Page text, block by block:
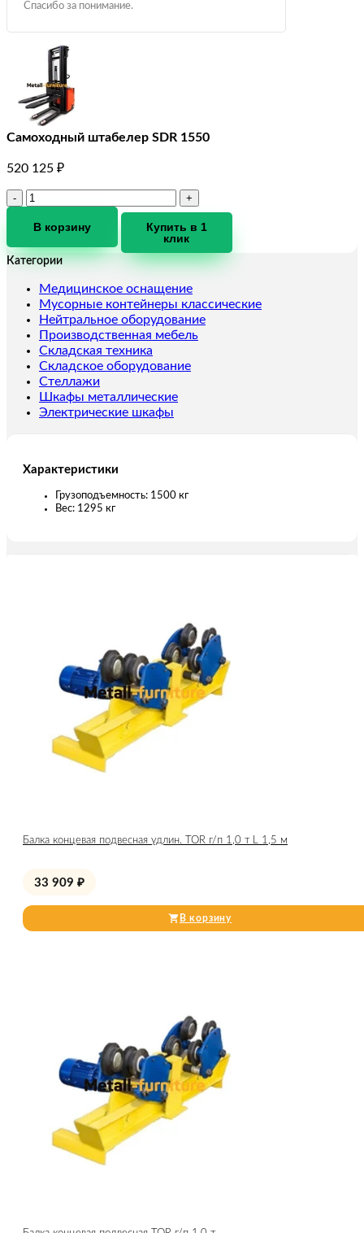
Спасибо за понимание.
Самоходный штабелер SDR 1550
520 125 ₽
Количество
Самоходный
SDR
В корзину
Купить в 1
клик
Категории
Медицинское оснащение
Мусорные контейнеры классические
Нейтральное оборудование
Производственная мебель
Складская техника
Складское оборудование
Стеллажи
Шкафы металлические
Электрические шкафы
Характеристики
Грузоподъемность: 1500 кг
Вес: 1295 кг
Балка концевая подвесная удлин. TOR г/п 1,0 т L 1,5 м
33 909 ₽
В корзину